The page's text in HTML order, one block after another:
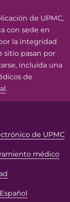
de UPMC,
con sede en
la integridad
sitio pasan por
incluida una
de
.
de UPMC
médico